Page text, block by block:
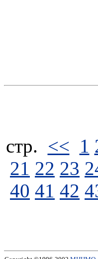
стp. << 1
21 22 23
40 41 42